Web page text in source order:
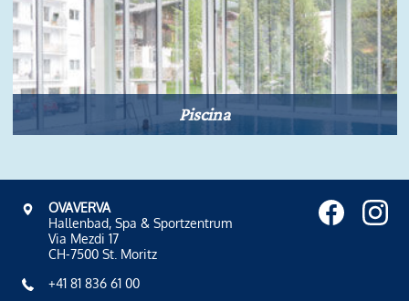
Piscina
OVAVERVA
Hallenbad, Spa & Sportzentrum
Via Mezdi 17
CH-7500 St. Moritz
+41 81 836 61 00